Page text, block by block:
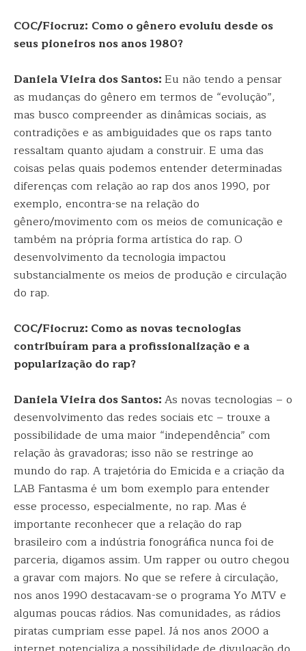
COC/Fiocruz: Como o gênero evoluiu desde os
seus pioneiros nos anos 1980?
Daniela Vieira dos Santos:Eu não tendo a pensar
as mudanças do gênero em termos de “evolução”,
mas busco compreender as dinâmicas sociais, as
contradições e as ambiguidades que os raps tanto
ressaltam quanto ajudam a construir. E uma das
coisas pelas quais podemos entender determinadas
diferenças com relação ao rap dos anos 1990, por
exemplo, encontra-se na relação do
gênero/movimento com os meios de comunicação e
também na própria forma artística do rap. O
desenvolvimento da tecnologia impactou
substancialmente os meios de produção e circulação
do rap.
COC/Fiocruz: Como as novas tecnologias
contribuíram para a profissionalização e a
popularização do rap?
Daniela Vieira dos Santos:As novas tecnologias – o
desenvolvimento das redes sociais etc – trouxe a
possibilidade de uma maior “independência” com
relação às gravadoras; isso não se restringe ao
mundo do rap. A trajetória do Emicida e a criação da
LAB Fantasma é um bom exemplo para entender
esse processo, especialmente, no rap. Mas é
importante reconhecer que a relação do rap
brasileiro com a indústria fonográfica nunca foi de
parceria, digamos assim. Um rapper ou outro chegou
a gravar com majors. No que se refere à circulação,
nos anos 1990 destacavam-se o programa Yo MTV e
algumas poucas rádios. Nas comunidades, as rádios
piratas cumpriam esse papel. Já nos anos 2000 a